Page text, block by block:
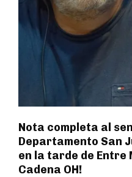
Nota completa al
Departamento San
en la tarde de Entre
Cadena OH!